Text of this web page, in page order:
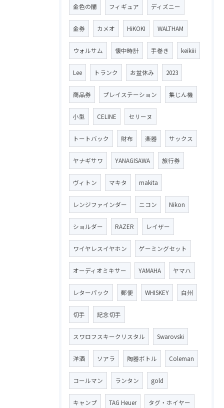
金色の闇 フィギュア ディズニー
金券 カメオ HiKOKI WALTHAM
ウォルサム 懐中時計 手巻き keikiii
Lee トランク お盆休み 2023
商品券 プレイステーション 集じん機
小型 CELINE セリーヌ
トートバック 財布 楽器 サックス
ヤナギサワ YANAGISAWA 旅行券
ヴィトン マキタ makita
レンジファインダー ニコン Nikon
ショルダー RAZER レイザー
ワイヤレスイヤホン ゲーミングセット
オーディオミキサー YAMAHA ヤマハ
レターパック 郵便 WHISKEY 白州
切手 記念切手
スワロフスキークリスタル Swarovski
洋酒 ソアラ 陶器ボトル Coleman
コールマン ランタン gold
キャンプ TAG Heuer タグ・ホイヤー